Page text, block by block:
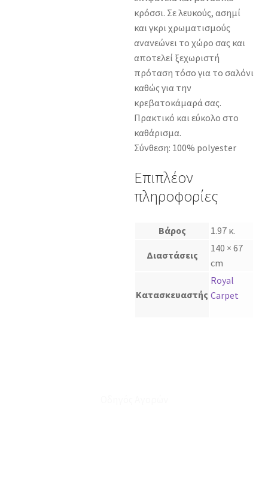
κρόσσι. Σε λευκούς, ασημί
και γκρι χρωματισμούς
ανανεώνει το χώρο σας και
αποτελεί ξεχωριστή
πρόταση τόσο για το σαλόνι
καθώς για την
κρεβατοκάμαρά σας.
Πρακτικό και εύκολο στο
καθάρισμα.
Σύνθεση: 100% polyester
Επιπλέον
πληροφορίες
Βάρος 1.97 κ.
Διαστάσεις
140 × 67
cm
Κατασκευαστής
Royal
Carpet